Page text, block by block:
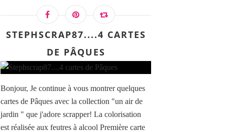
STEPHSCRAP87....4 CARTES
DE PÂQUES
Bonjour, Je continue à vous montrer quelques
cartes de Pâques avec la collection "un air de
jardin " que j'adore scrapper! La colorisation
est réalisée aux feutres à alcool Première carte